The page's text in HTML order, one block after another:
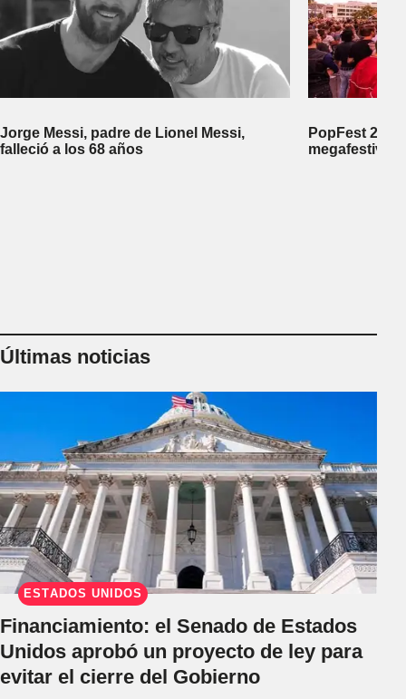
Jorge Messi, padre de Lionel Messi,
falleció a los 68 años
PopFest
megafestival
Últimas noticias
ESTADOS UNIDOS
Financiamiento: el Senado de Estados
Unidos aprobó un proyecto de ley para
evitar el cierre del Gobierno